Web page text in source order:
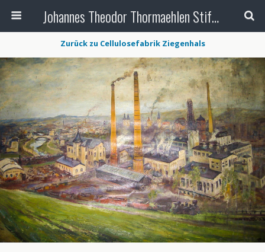
Johannes Theodor Thormaehlen Stiftung
Zurück zu Cellulosefabrik Ziegenhals